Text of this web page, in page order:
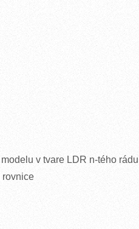
v tvare LDR n-tého
rovnice